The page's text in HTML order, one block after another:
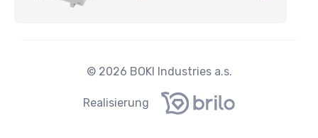
© 2026 BOKI Industries a.s.
Realisierung